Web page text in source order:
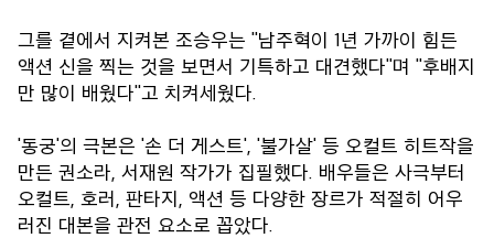
그를 곁에서 지켜본 조승우는 "남주혁이 1년 가까이 힘든
액션 신을 찍는 것을 보면서 기특하고 대견했다"며 "후배지
만 많이 배웠다"고 치켜세웠다.
'동궁'의 극본은 '손 더 게스트', '불가살' 등 오컬트 히트작을
만든 권소라, 서재원 작가가 집필했다. 배우들은 사극부터
오컬트, 호러, 판타지, 액션 등 다양한 장르가 적절히 어우
러진 대본을 관전 요소로 꼽았다.